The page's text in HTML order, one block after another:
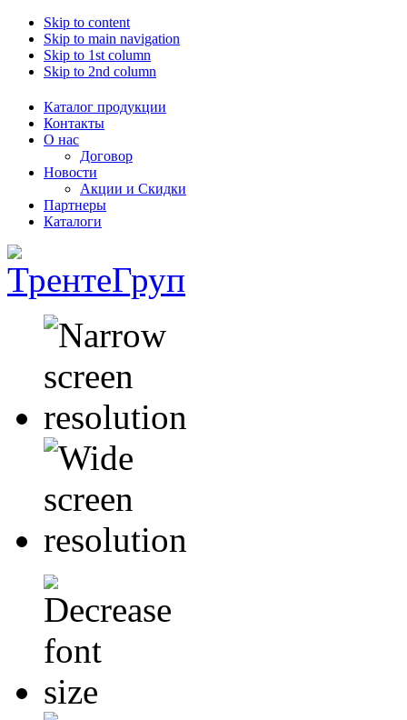
Skip to content
Skip to main navigation
Skip to 1st column
Skip to 2nd column
Каталог продукции
Контакты
О нас
Договор
Новости
Акции и Скидки
Партнеры
Каталоги